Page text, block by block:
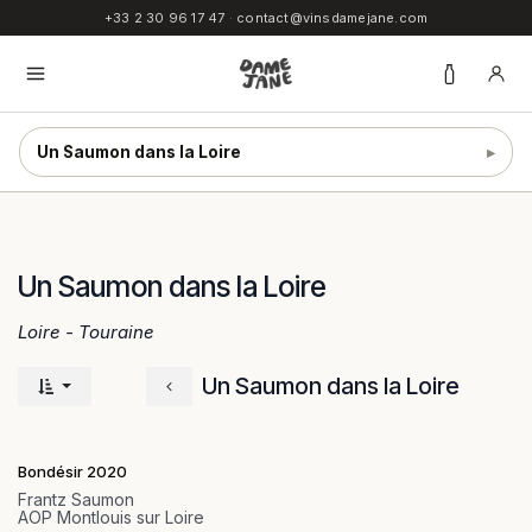
+33 2 30 96 17 47 · contact@vinsdamejane.com
Un Saumon dans la Loire ▸
Un Saumon dans la Loire
Loire - Touraine
Un Saumon dans la Loire
Bondésir 2020
Frantz Saumon
AOP Montlouis sur Loire